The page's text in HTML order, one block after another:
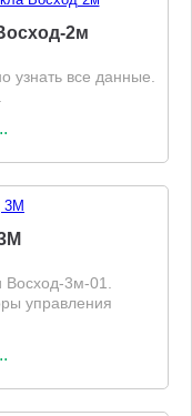
2м
узнать все данные.
3м-01.
управления